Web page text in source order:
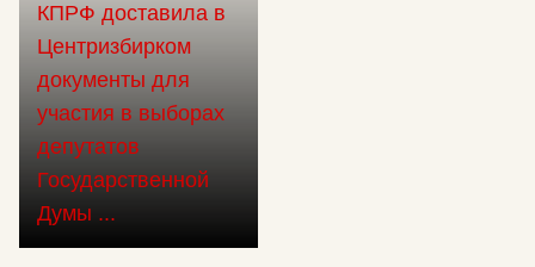
КПРФ доставила в
Центризбирком
документы для
участия в выборах
депутатов
Государственной
Думы ...